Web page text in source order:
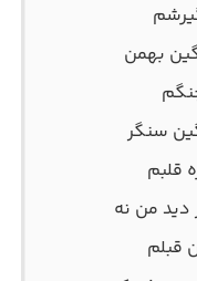
ﺑﻬﻤﻦ
ﺳﻨﮕﺮ
ﻗﻠﺒﻢ
ﻣﻦ ﻧﻪ
ﻗﺒﻠﻢ